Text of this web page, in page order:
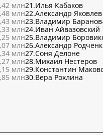
млн
млн
млн
млн
млн
млн
млн
млн
млн
млн
21.Илья Кабаков
22.Александр Яковлев
23.Владимир
24.Иван Айвазовский
25.Владимир
26.Александр
27.Соня Делоне
28.Михаил Нестеров
29.Константин
30.Вера Рохлина